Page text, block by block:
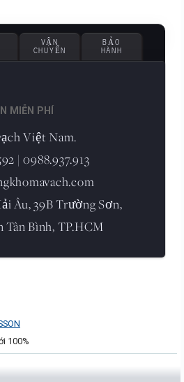
VẬN
CHUYỂN
BẢO
HÀNH
MIỄN PHÍ
Việt Nam.
| 0988.937.913
Âu, 39B Trường Sơn,
Tân Bình, TP.HCM
100%